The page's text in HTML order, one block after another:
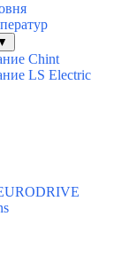
Chint
LS Electric